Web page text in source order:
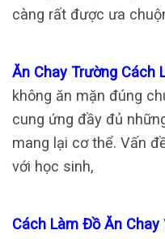
càng rất được ưa
Ăn Chay Trường Cách
không ăn mặn đúng
cung ứng đầy đủ
mang lại cơ thể. Vấn
với học sinh,
Cách Làm Đồ Ăn Chay